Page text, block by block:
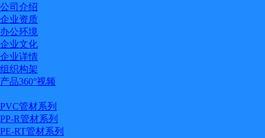
公司介绍
企业资质
办公环境
企业文化
企业详情
组织构架
产品360°视频
PVC管材系列
PP-R管材系列
PE-RT管材系列